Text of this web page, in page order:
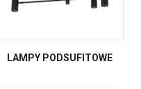
LAMPY PODSUFITOWE